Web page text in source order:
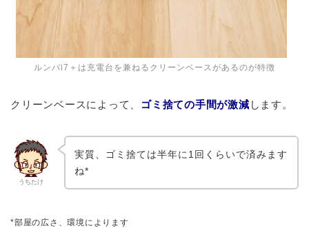
ルンバi7＋は充電台を兼ねるクリーンベースがあるのが特徴
クリーンベースによって、 ゴミ捨ての手間が激減 します。
うちたけ
実質、ゴミ捨ては半年に1回くらいで済みます
ね*
*部屋の広さ、環境によります